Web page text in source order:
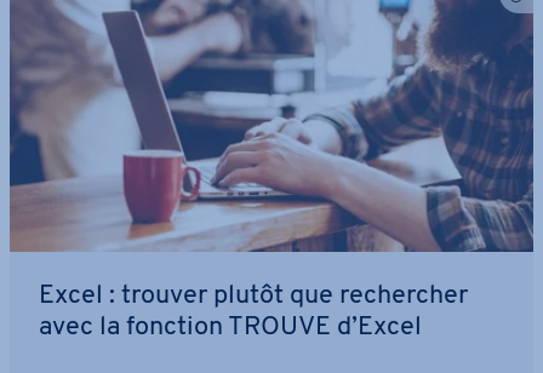
Excel : trouver plutôt que re­cher­cher
avec la fonction TROUVE d’Excel